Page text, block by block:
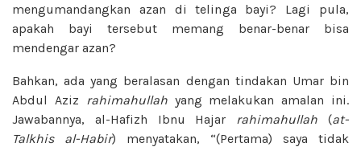
mengumandangkan azan di telinga bayi? Lagi pula,
apakah bayi tersebut memang benar-benar bisa
mendengar azan?
Bahkan, ada yang beralasan dengan tindakan Umar bin
Abdul Aziz
rahimahullahyang melakukan amalan ini.
Jawabannya, al-Hafizh Ibnu Hajar rahimahullah (at-
Talkhis al-Habir) menyatakan, “(Pertama) saya tidak